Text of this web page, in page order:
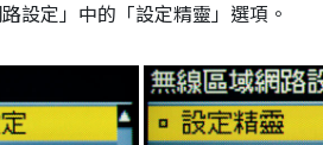
設定」中的「設定精靈」選項。